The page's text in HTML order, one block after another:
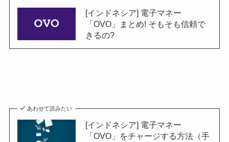
[インドネシア] 電子マネー
「OVO」まとめ! そもそも信頼で
きるの?
あわせて読みたい
[インドネシア] 電子マネー
「OVO」をチャージする方法（手